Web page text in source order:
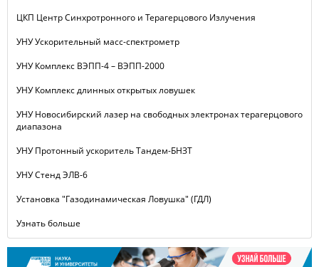
ЦКП Центр Синхротронного и Терагерцового Излучения
УНУ Ускорительный масс-спектрометр
УНУ Комплекс ВЭПП-4 – ВЭПП-2000
УНУ Комплекс длинных открытых ловушек
УНУ Новосибирский лазер на свободных электронах терагерцового
диапазона
УНУ Протонный ускоритель Тандем-БНЗТ
УНУ Стенд ЭЛВ-6
Установка "Газодинамическая Ловушка" (ГДЛ)
Узнать больше